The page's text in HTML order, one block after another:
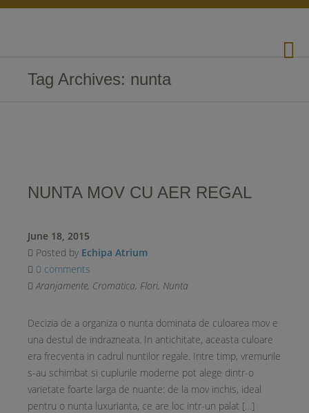
Tag Archives: nunta
NUNTA MOV CU AER REGAL
June 18, 2015
Posted by Echipa Atrium
0 comments
Aranjamente, Cromatica, Flori, Nunta
Decizia de a organiza o nunta dominata de culoarea mov e
una destul de indrazneata. In antichitate, aceasta culoare
era frecventa in cadrul nuntilor regale. Intre timp, vremurile
s-au schimbat si cuplurile moderne pot alege dintr-o
varietate foarte larga de nuante: de la mov inchis, ideal
pentru o nunta luxurianta, ce are loc intr-un palat […]